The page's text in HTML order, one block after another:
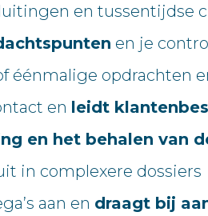
en tussentijdse
en je
éénmalige opdrachten
en leidt
en het behalen van
in complexere dossiers
aan en draagt bij